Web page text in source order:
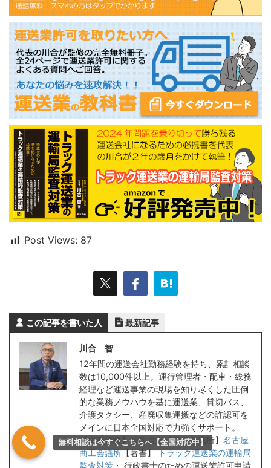
Post Views: 87
この記事を書いた人 最新記事
川合 智
12年間の運送会社勤務経験を持ち、累計相談
数は10,000件以上。運行管理者・配車・総務
経理など運送事業の現場を知り尽くした圧倒
的な業務ノウハウを基に運送業、貸切バス、
介護タクシー、産廃収集運搬などの許認可を
メインに日本全国対応で力強くサポート。
【保有資格】行政書士【商工会議所】 名古屋
商工会議所【著書】トラック運送業の運輸局
監査対策 ・ 行政書士のための運送業許可申請
無料相談は今すぐこちらへ【全国対応中】